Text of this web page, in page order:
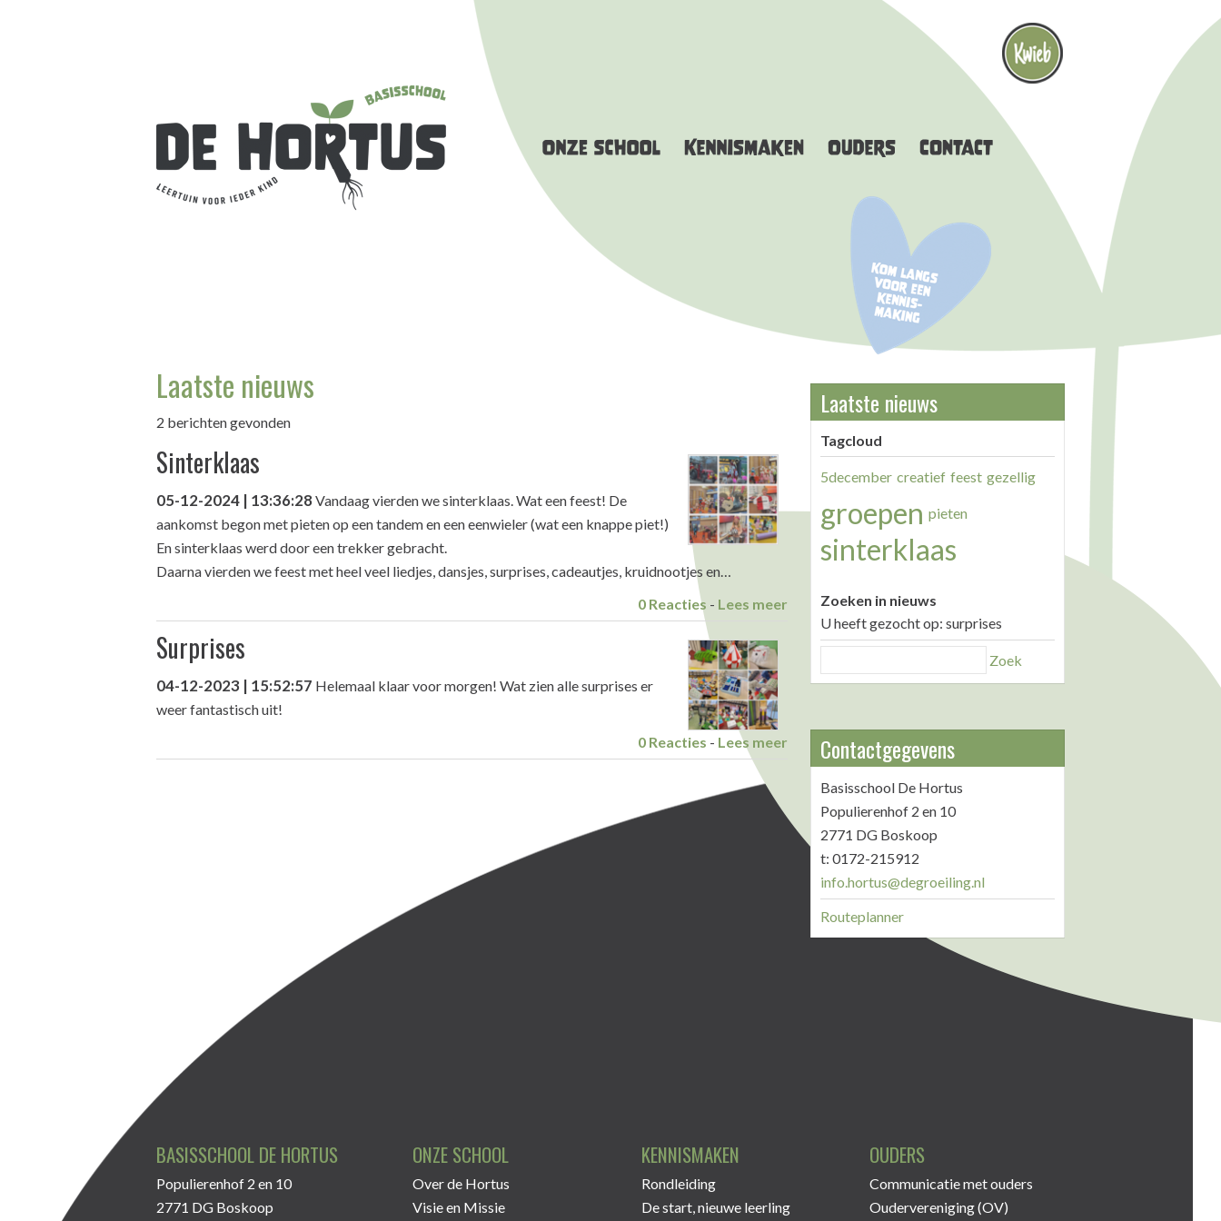
Laatste nieuws
2 berichten gevonden
Sinterklaas
05-12-2024 | 13:36:28 Vandaag vierden we sinterklaas. Wat een feest! De
aankomst begon met pieten op een tandem en een eenwieler (wat een knappe piet!)
En sinterklaas werd door een trekker gebracht.
Daarna vierden we feest met heel veel liedjes, dansjes, surprises, cadeautjes, kruidnootjes en…
0 Reacties - Lees meer
Surprises
04-12-2023 | 15:52:57 Helemaal klaar voor morgen! Wat zien alle surprises er
weer fantastisch uit!
0 Reacties - Lees meer
Laatste nieuws
Tagcloud
5december creatief feest gezellig
groepen pieten
sinterklaas
Zoeken in nieuws
U heeft gezocht op: surprises
Zoek
Contactgegevens
Basisschool De Hortus
Populierenhof 2 en 10
2771 DG Boskoop
t: 0172-215912
info.hortus@degroeiling.nl
Routeplanner
BASISSCHOOL DE HORTUS
Populierenhof 2 en 10
2771 DG Boskoop
ONZE SCHOOL
Over de Hortus
Visie en Missie
KENNISMAKEN
Rondleiding
De start, nieuwe leerling
OUDERS
Communicatie met ouders
Oudervereniging (OV)